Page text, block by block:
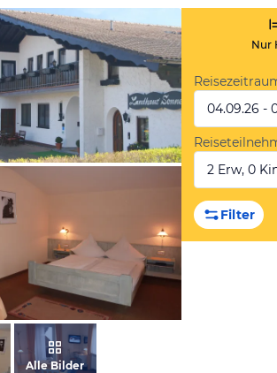
Januar 2012
April 2013
Alle Bilder
Nur
04.09.26 -
2 Erw, 0
Filter